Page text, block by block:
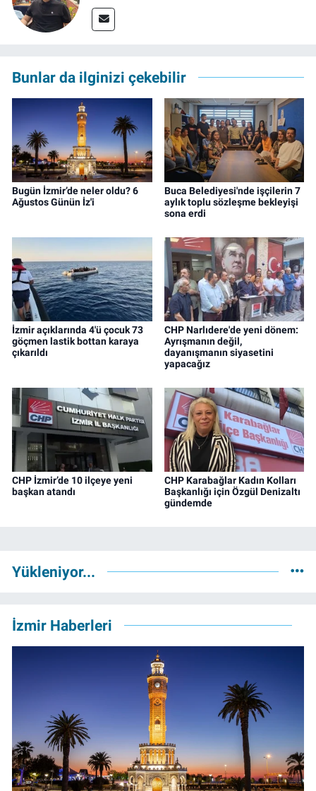
Bunlar da ilginizi çekebilir
Bugün İzmir’de neler oldu? 6
Ağustos Günün İz'i
Buca Belediyesi'nde işçilerin 7
aylık toplu sözleşme bekleyişi
sona erdi
İzmir açıklarında 4'ü çocuk 73
göçmen lastik bottan karaya
çıkarıldı
CHP Narlıdere'de yeni dönem:
Ayrışmanın değil,
dayanışmanın siyasetini
yapacağız
CHP İzmir’de 10 ilçeye yeni
başkan atandı
CHP Karabağlar Kadın Kolları
Başkanlığı için Özgül Denizaltı
gündemde
Yükleniyor...
İzmir Haberleri